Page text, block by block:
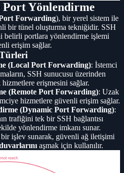
Port Yönlendirme
Forwarding), bir yerel sistem ile
bir tünel oluşturma tekniğidir. SSH
belirli portlara yönlendirme işlemi
erişim sağlar.
(Local Port Forwarding): İstemci
SSH sunucusu üzerinden
erişmesini sağlar.
(Remote Port Forwarding): Uzak
hizmetlere güvenli erişim sağlar.
(Dynamic Port Forwarding):
trafiğini tek bir SSH bağlantısı
yönlendirme imkanı sunar.
işlev sunarak, güvenli ağ iletişimi
aşmak için kullanılır.